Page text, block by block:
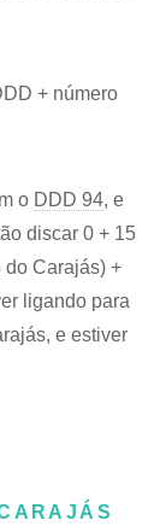
+ número
o DDD 94, e
discar 0 + 15
do Carajás) +
ligando para
e estiver